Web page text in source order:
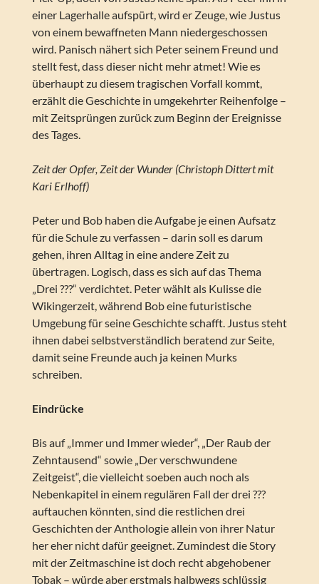
einer Lagerhalle aufspürt, wird er Zeuge, wie Justus
von einem bewaffneten Mann niedergeschossen
wird. Panisch nähert sich Peter seinem Freund und
stellt fest, dass dieser nicht mehr atmet! Wie es
überhaupt zu diesem tragischen Vorfall kommt,
erzählt die Geschichte in umgekehrter Reihenfolge –
mit Zeitsprüngen zurück zum Beginn der Ereignisse
des Tages.
Zeit der Opfer, Zeit der Wunder (Christoph Dittert mit
Kari Erlhoff)
Peter und Bob haben die Aufgabe je einen Aufsatz
für die Schule zu verfassen – darin soll es darum
gehen, ihren Alltag in eine andere Zeit zu
übertragen. Logisch, dass es sich auf das Thema
„Drei ???“ verdichtet. Peter wählt als Kulisse die
Wikingerzeit, während Bob eine futuristische
Umgebung für seine Geschichte schafft. Justus steht
ihnen dabei selbstverständlich beratend zur Seite,
damit seine Freunde auch ja keinen Murks
schreiben.
Eindrücke
Bis auf „Immer und Immer wieder“, „Der Raub der
Zehntausend“ sowie „Der verschwundene
Zeitgeist“, die vielleicht soeben auch noch als
Nebenkapitel in einem regulären Fall der drei ???
auftauchen könnten, sind die restlichen drei
Geschichten der Anthologie allein von ihrer Natur
her eher nicht dafür geeignet. Zumindest die Story
mit der Zeitmaschine ist doch recht abgehobener
Tobak – würde aber erstmals halbwegs schlüssig